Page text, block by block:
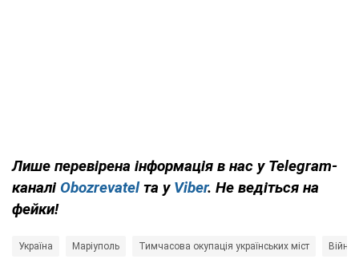
Лише перевірена інформація в нас у Telegram-
каналі Obozrevatelта у Viber. Не ведіться на
фейки!
Україна Маріуполь Тимчасова окупація українських міст Війна